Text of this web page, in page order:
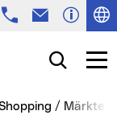
TelefonE-Mail
Suche
Shopping / Märkte